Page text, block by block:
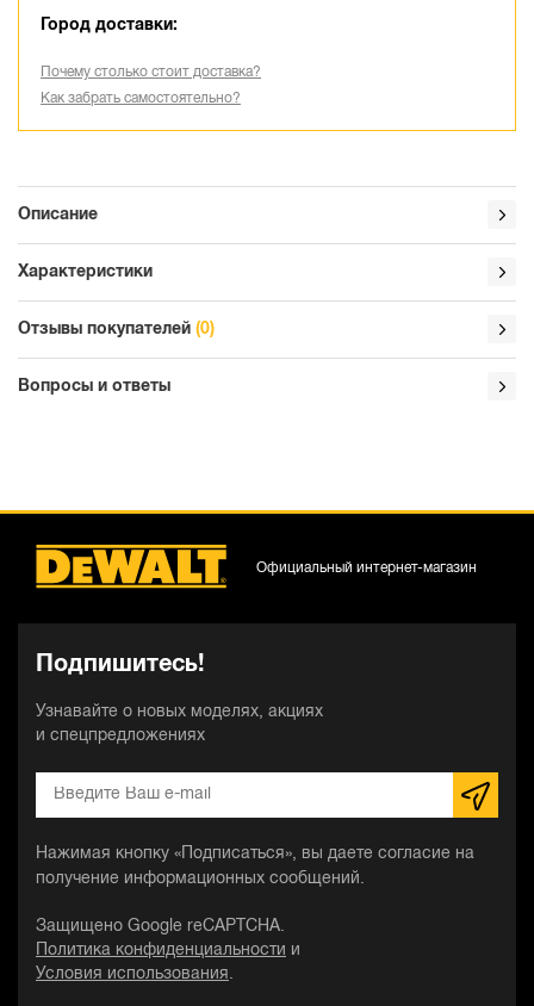
Город доставки:
Почему столько стоит доставка?
Как забрать самостоятельно?
Описание
Характеристики
Отзывы покупателей (0)
Вопросы и ответы
Подпишитесь!
Узнавайте о новых моделях, акциях
и спецпредложениях
Нажимая кнопку «Подписаться», вы даете согласие на
получение информационных сообщений.
Защищено Google reCAPTCHA.
Политика конфиденциальности
и
Условия использования .
Официальный интернет-магазин